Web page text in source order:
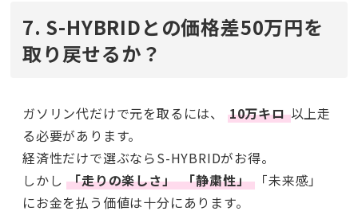
7. S-HYBRIDとの価格差50万円を
取り戻せるか？
ガソリン代だけで元を取るには、 10万キロ以上走
る必要があります。
経済性だけで選ぶならS-HYBRIDがお得。
しかし「走りの楽しさ」「静粛性」 「未来感」
にお金を払う価値は十分にあります。